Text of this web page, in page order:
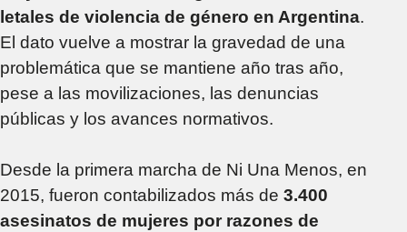
letales de violencia de género en Argentina.
El dato vuelve a mostrar la gravedad de una
problemática que se mantiene año tras año,
pese a las movilizaciones, las denuncias
públicas y los avances normativos.
Desde la primera marcha de Ni Una Menos, en
2015, fueron contabilizados más de 3.400
asesinatos de mujeres por razones de